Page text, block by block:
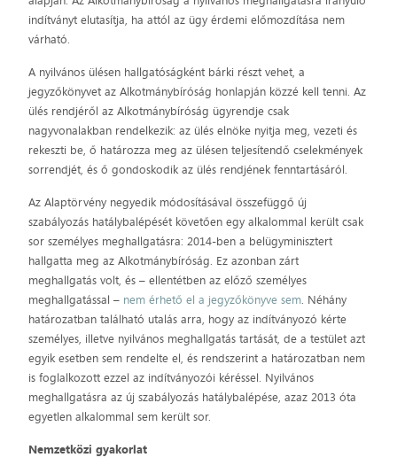
indítványt elutasítja, ha attól az ügy érdemi előmozdítása nem
várható.
A nyilvános ülésen hallgatóságként bárki részt vehet, a
jegyzőkönyvet az Alkotmánybíróság honlapján közzé kell tenni. Az
ülés rendjéről az Alkotmánybíróság ügyrendje csak
nagyvonalakban rendelkezik: az ülés elnöke nyitja meg, vezeti és
rekeszti be, ő határozza meg az ülésen teljesítendő cselekmények
sorrendjét, és ő gondoskodik az ülés rendjének fenntartásáról.
Az Alaptörvény negyedik módosításával összefüggő új
szabályozás hatálybalépését követően egy alkalommal került csak
sor személyes meghallgatásra: 2014-ben a belügyminisztert
hallgatta meg az Alkotmánybíróság. Ez azonban zárt
meghallgatás volt, és – ellentétben az előző személyes
meghallgatással – nem érhető el a jegyzőkönyve sem. Néhány
határozatban található utalás arra, hogy az indítványozó kérte
személyes, illetve nyilvános meghallgatás tartását, de a testület azt
egyik esetben sem rendelte el, és rendszerint a határozatban nem
is foglalkozott ezzel az indítványozói kéréssel. Nyilvános
meghallgatásra az új szabályozás hatálybalépése, azaz 2013 óta
egyetlen alkalommal sem került sor.
Nemzetközi gyakorlat